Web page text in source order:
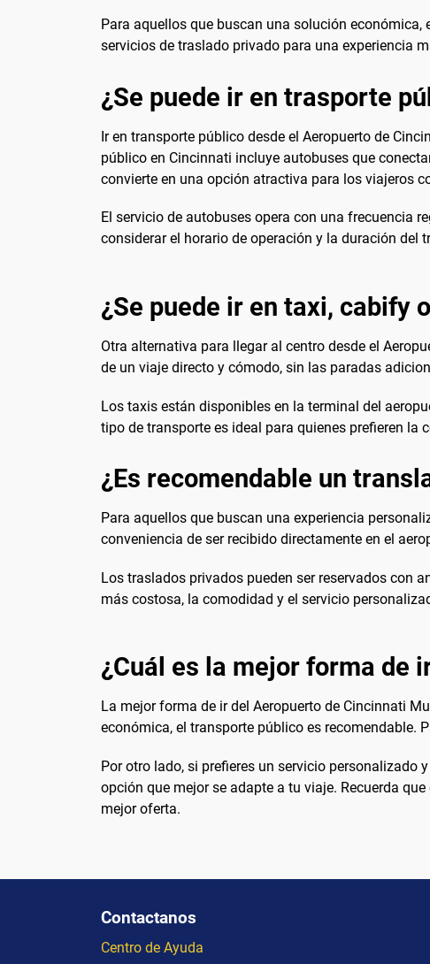
Para aquellos que buscan una solución
servicios de traslado privado para una experiencia
¿Se puede ir en trasporte
Ir en transporte público desde el Aeropuerto de
público en Cincinnati incluye autobuses que
convierte en una opción atractiva para los viajeros
El servicio de autobuses opera con una frecuencia
considerar el horario de operación y la duración del
¿Se puede ir en taxi, cabify
Otra alternativa para llegar al centro desde el
de un viaje directo y cómodo, sin las paradas
Los taxis están disponibles en la terminal del
tipo de transporte es ideal para quienes prefieren
¿Es recomendable un
Para aquellos que buscan una experiencia
conveniencia de ser recibido directamente en el
Los traslados privados pueden ser reservados con
más costosa, la comodidad y el servicio
¿Cuál es la mejor forma de
La mejor forma de ir del Aeropuerto de Cincinnati
económica, el transporte público es recomendable.
Por otro lado, si prefieres un servicio personalizado
opción que mejor se adapte a tu viaje. Recuerda que
mejor oferta.
Contactanos
Centro de Ayuda